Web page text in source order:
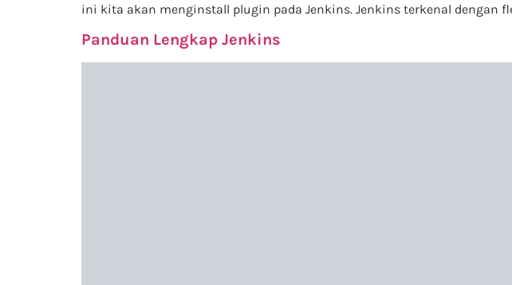
ini kita akan menginstall plugin pada Jenkins. Jenkins terkenal dengan
Panduan Lengkap Jenkins